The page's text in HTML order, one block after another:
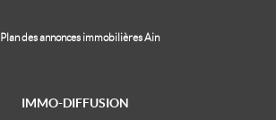
Plan des annonces immobilières Ain
IMMO-DIFFUSION